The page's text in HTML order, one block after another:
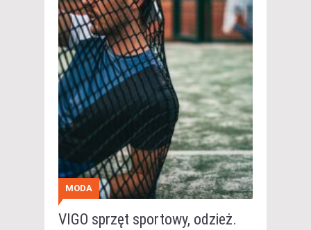
MODA
VIGO sprzęt sportowy, odzież.